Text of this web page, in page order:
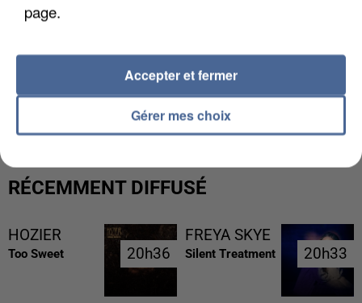
L’UN DES FONDATEURS SUPPOSÉS DE LA DZ
MAFIA INTERPELLÉ EN ALGÉRIE
RÉCEMMENT DIFFUSÉ
HOZIER
Too Sweet 20h36
20h36
FREYA SKYE
Silent Treatment 20h33
20h33
page.
Gérer mes choix
Accepter et fermer